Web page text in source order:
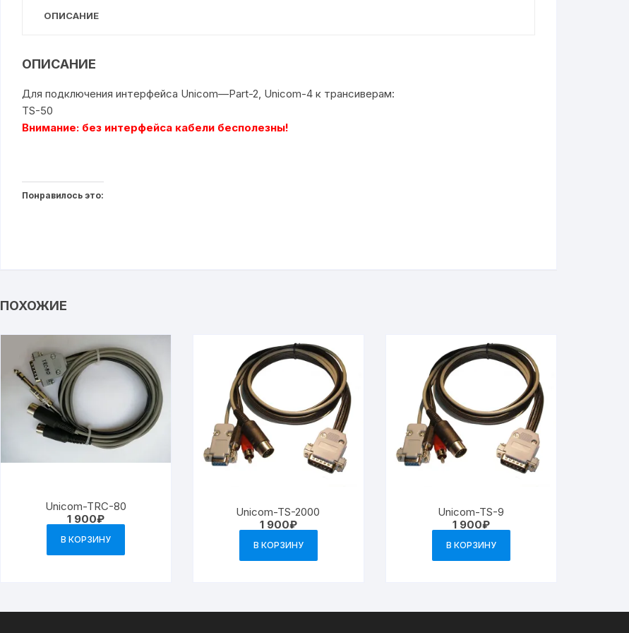
ОПИСАНИЕ
ОПИСАНИЕ
Для подключения интерфейса Unicom—Part-2, Unicom-4 к трансиверам:
TS-50
Внимание: без интерфейса кабели бесполезны!
Понравилось это:
ПОХОЖИЕ
Unicom-TRС-80
1 900₽
В КОРЗИНУ
Unicom-TS-2000
1 900₽
В КОРЗИНУ
Unicom-TS-9
1 900₽
В КОРЗИНУ